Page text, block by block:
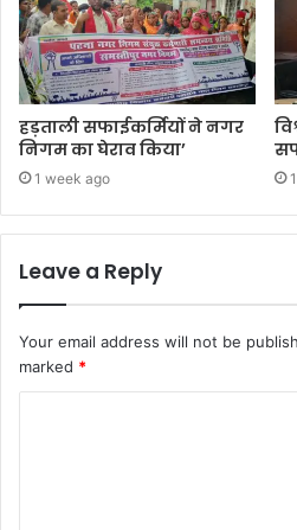
हड़ताली सफाईकर्मियों ने नगर
निगम का घेराव किया’
1 week ago
Leave a Reply
Your email address will not be
marked *